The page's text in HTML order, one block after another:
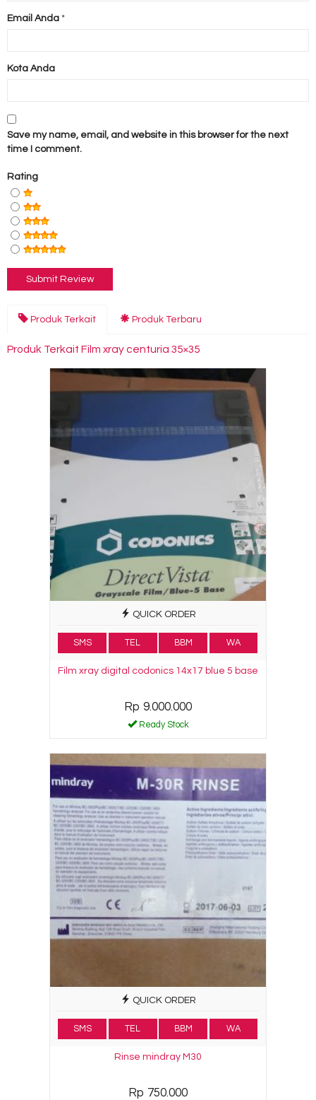
Email Anda *
Kota Anda
Save my name, email, and website in this browser for the next
time I comment.
Rating
Produk Terkait Produk Terbaru
Produk Terkait Film xray centuria 35×35
QUICK ORDER
SMS TEL BBM WA
Film xray digital codonics 14x17 blue 5 base
Rp 9.000.000
Ready Stock
QUICK ORDER
SMS TEL BBM WA
Rinse mindray M30
Rp 750.000